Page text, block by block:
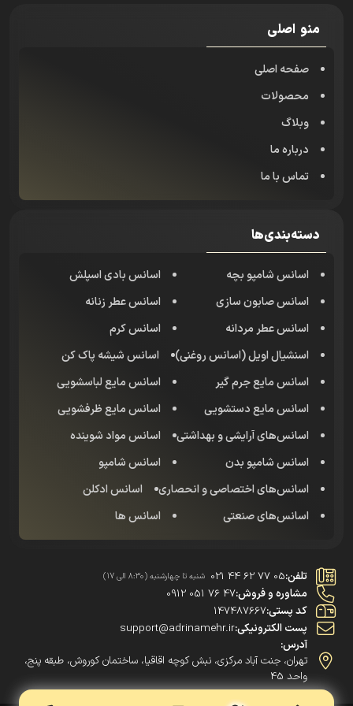
منو اصلی
صفحه اصلی
محصولات
وبلاگ
درباره ما
تماس با ما
دسته‌بندی‌ها
اسانس شامپو بچه
اسانس بادی اسپلش
اسانس صابون سازی
اسانس عطر زنانه
اسانس عطر مردانه
اسانس کرم
اسنشیال اویل (اسانس روغنی)
اسانس شیشه پاک کن
اسانس مایع جرم گیر
اسانس مایع لباسشویی
اسانس مایع دستشویی
اسانس مایع ظرفشویی
اسانس‌های آرایشی و بهداشتی
اسانس مواد شوینده
اسانس شامپو بدن
اسانس شامپو
اسانس‌های اختصاصی و انحصاری
اسانس‌ ادکلن
اسانس‌های صنعتی
اسانس ها
تلفن:021 44 62 77 05 شنبه تا چهارشنبه (8:30 الی 17)
مشاوره و فروش:0912 051 76 47
کد پستی:147487667
پست الکترونیکی:support@adrinamehr.ir
آدرس:
تهران، جنت آباد مرکزی، نبش کوچه اقاقیا، ساختمان کوروش، طبقه پنج،
واحد 45